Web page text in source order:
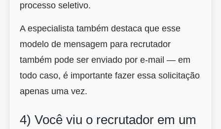
processo seletivo.
A especialista também destaca que esse
modelo de mensagem para recrutador
também pode ser enviado por e-mail ― em
todo caso, é importante fazer essa solicitação
apenas uma vez.
4) Você viu o recrutador em um